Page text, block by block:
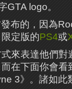
GTA logo。
布的，因為
定版的PS4或
來表達他們對
而在下面你會
3》。諸如此